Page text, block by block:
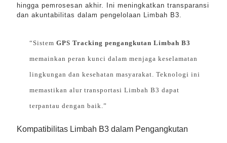
hingga pemrosesan akhir. Ini meningkatkan transparansi
dan akuntabilitas dalam pengelolaan Limbah B3.
“Sistem GPS Tracking pengangkutan Limbah B3
memainkan peran kunci dalam menjaga keselamatan
lingkungan dan kesehatan masyarakat. Teknologi ini
memastikan alur transportasi Limbah B3 dapat
terpantau dengan baik.”
Kompatibilitas Limbah B3 dalam Pengangkutan